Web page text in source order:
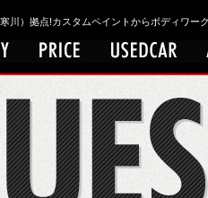
川）拠点!カスタムペイントからボディワー